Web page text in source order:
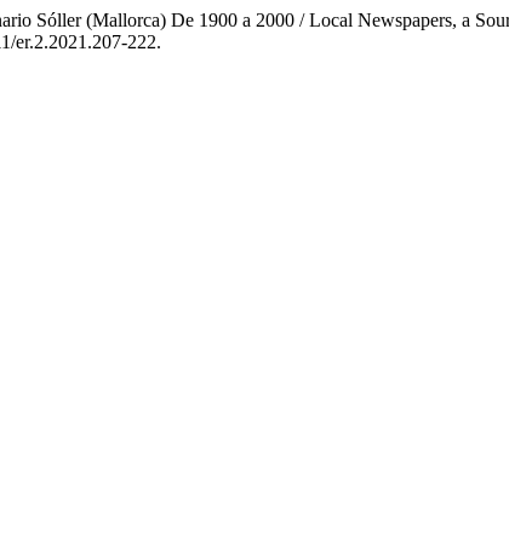
Sóller (Mallorca) De 1900 a 2000 / Local Newspapers, a
er.2.2021.207-222.